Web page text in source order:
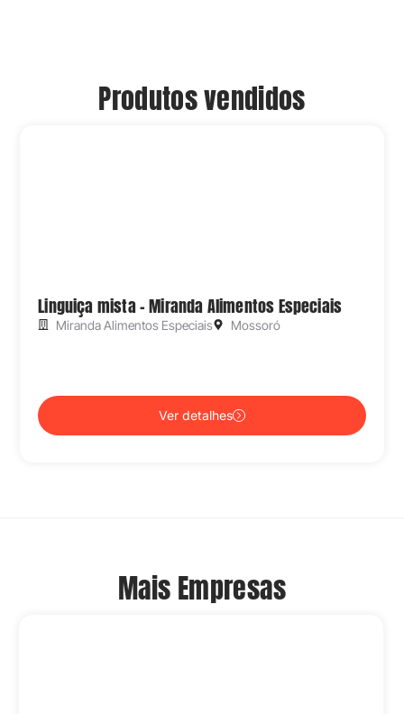
Produtos vendidos
Linguiça mista – Miranda Alimentos Especiais
Miranda Alimentos Especiais Mossoró
Ver detalhes
Mais Empresas